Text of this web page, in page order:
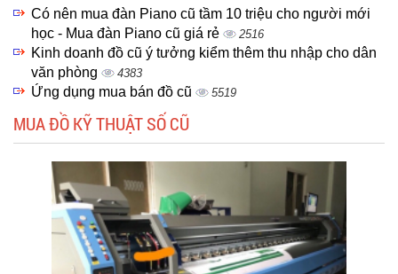
Có nên mua đàn Piano cũ tầm 10 triệu cho người mới
học - Mua đàn Piano cũ giá rẻ
2516
Kinh doanh đồ cũ ý tưởng kiểm thêm thu nhập cho dân
văn phòng
4383
Ứng dụng mua bán đồ cũ 5519
MUA ĐỒ KỸ THUẬT SỐ CŨ